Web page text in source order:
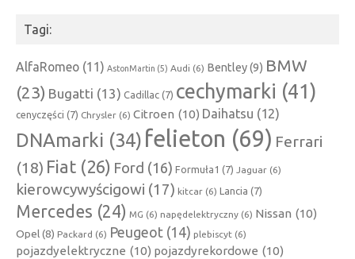
Tagi:
AlfaRomeo (11) AstonMartin (5) Audi (6) Bentley(9) BMW
(23) Bugatti (13) Cadillac (7) cechymarki (41)
cenyczęści (7) Chrysler (6) Citroen (10) Daihatsu (12)
DNAmarki (34) felieton (69) Ferrari
(18) Fiat (26) Ford (16) Formuła1 (7) Jaguar (6)
kierowcywyścigowi (17) kitcar (6) Lancia (7)
Mercedes (24) MG (6) napędelektryczny (6) Nissan (10)
Opel(8) Packard (6) Peugeot (14) plebiscyt (6)
pojazdyelektryczne (10) pojazdyrekordowe (10)